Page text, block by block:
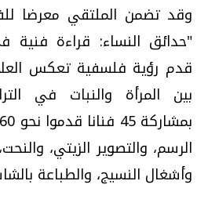
وقد تضمن الملتقي معرضا
"حدائق النساء: قراءة فنية
قدم رؤية فلسفية تعكس
بين المرأة والنبات في
الرسم، والتصوير الزيتي،
وأشغال النسيج، والطباعة